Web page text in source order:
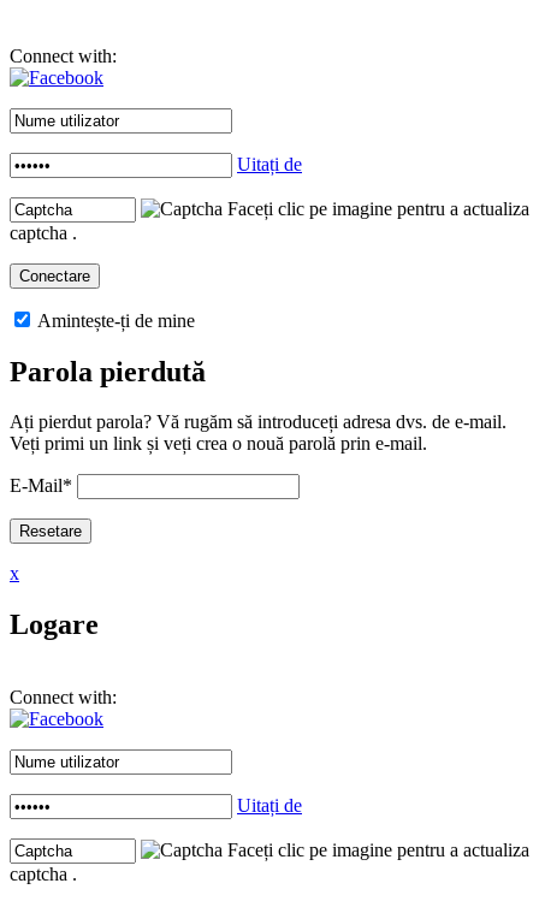
Connect with:
Uitați de
Faceți clic pe imagine pentru a actualiza
captcha .
Amintește-ți de mine
Parola pierdută
Ați pierdut parola? Vă rugăm să introduceți adresa dvs. de e-mail.
Veți primi un link și veți crea o nouă parolă prin e-mail.
E-Mail*
x
Logare
Connect with:
Uitați de
Faceți clic pe imagine pentru a actualiza
captcha .